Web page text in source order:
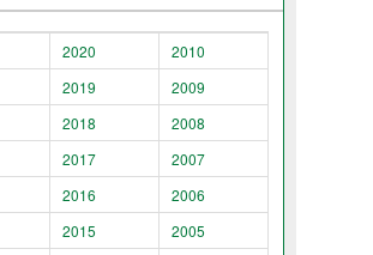
2020
2010
2019
2009
2018
2008
2017
2007
2016
2006
2015
2005